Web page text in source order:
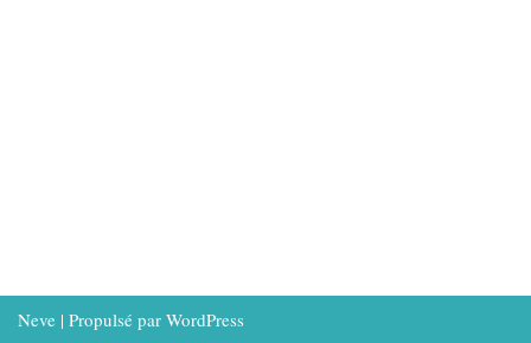
Neve | Propulsé par WordPress